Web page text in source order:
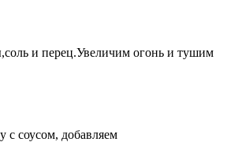
и перец.Увеличим огонь и тушим
с соусом, добавляем